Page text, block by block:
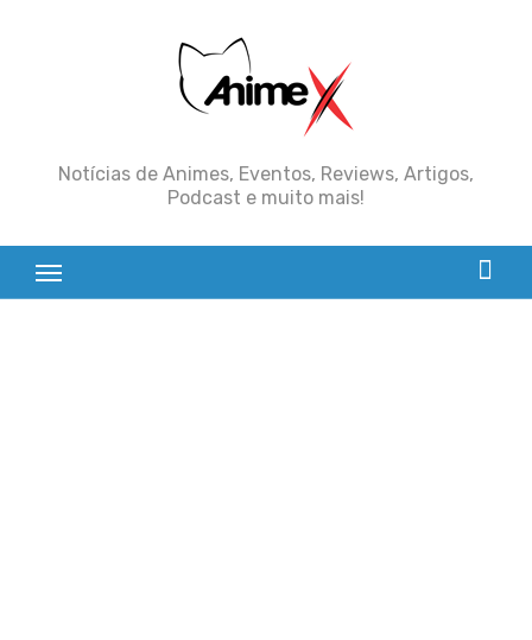
Notícias de Animes, Eventos, Reviews, Artigos,
Podcast e muito mais!